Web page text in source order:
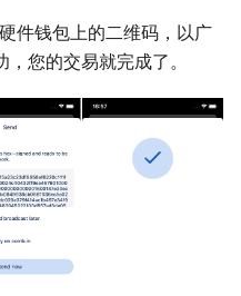
件钱包上的二维码，以广
您的交易就完成了。